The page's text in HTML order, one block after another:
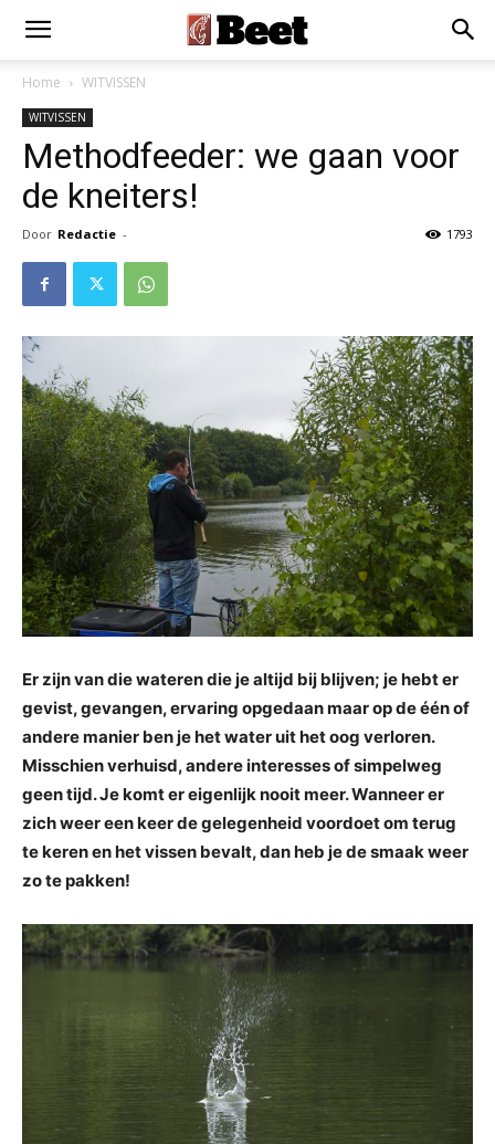
Home WITVISSEN
WITVISSEN
Methodfeeder: we gaan voor
de kneiters!
Door Redactie - 1793
Er zijn van die wateren die je altijd bij blijven; je hebt er
gevist, gevangen, ervaring opgedaan maar op de één of
andere manier ben je het water uit het oog verloren.
Misschien verhuisd, andere interesses of simpelweg
geen tijd. Je komt er eigenlijk nooit meer. Wanneer er
zich weer een keer de gelegenheid voordoet om terug
te keren en het vissen bevalt, dan heb je de smaak weer
zo te pakken!